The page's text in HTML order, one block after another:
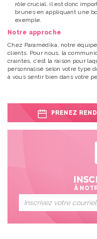
rôle crucial, il est donc
brunes en appliquant une
exemple.
Notre approche
Chez Paramédika, notre
clients. Pour nous, la
craintes, c’est la raison pour
personnalisé selon votre type
à vous sentir bien dans votre
PRENEZ
À